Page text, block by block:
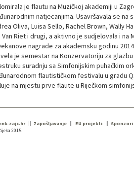
je flautu na Muzičkoj akademiji u
natjecanjima. Usavršavala se na
Oliva, Luisa Sello, Rachel Brown, Wally
Van Riet i drugi, a aktivno je sudjelovala i
nagrade za akademsku godinu
je semestar na Konzervatoriju za
suradnju sa Simfonijskim puhačkim
flautističkom festivalu u gradu
na mjestu prve flaute u Riječkom
zajc.hr Zapošljavanje EU projekti Sponzori
2015.